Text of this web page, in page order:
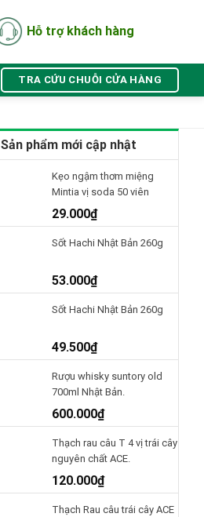
Hỗ trợ khách hàng
TRA CỨU CHUỖI CỬA HÀNG
Sản phẩm mới cập nhật
Kẹo ngậm thơm miệng
Mintia vị soda 50 viên
29.000₫
Sốt Hachi Nhật Bản 260g
53.000₫
Sốt Hachi Nhật Bản 260g
49.500₫
Rượu whisky suntory old
700ml Nhật Bản.
600.000₫
Thạch rau câu T 4 vị trái cây
nguyên chất ACE.
120.000₫
Thạch Rau câu trái cây ACE